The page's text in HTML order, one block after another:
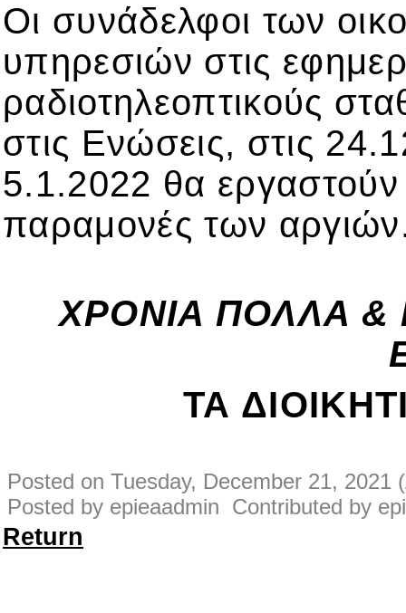
Οι συνάδελφοι των
υπηρεσιών στις
ραδιοτηλεοπτικούς
στις Ενώσεις, στις
5.1.2022 θα εργαστούν
παραμονές των
ΧΡΟΝΙΑ ΠΟΛΛΑ &
ΤΑ
Posted on Tuesday, December 21,
Posted by epieaadmin Contributed by
Return